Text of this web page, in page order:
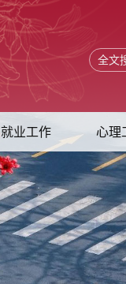
就业工作 心理